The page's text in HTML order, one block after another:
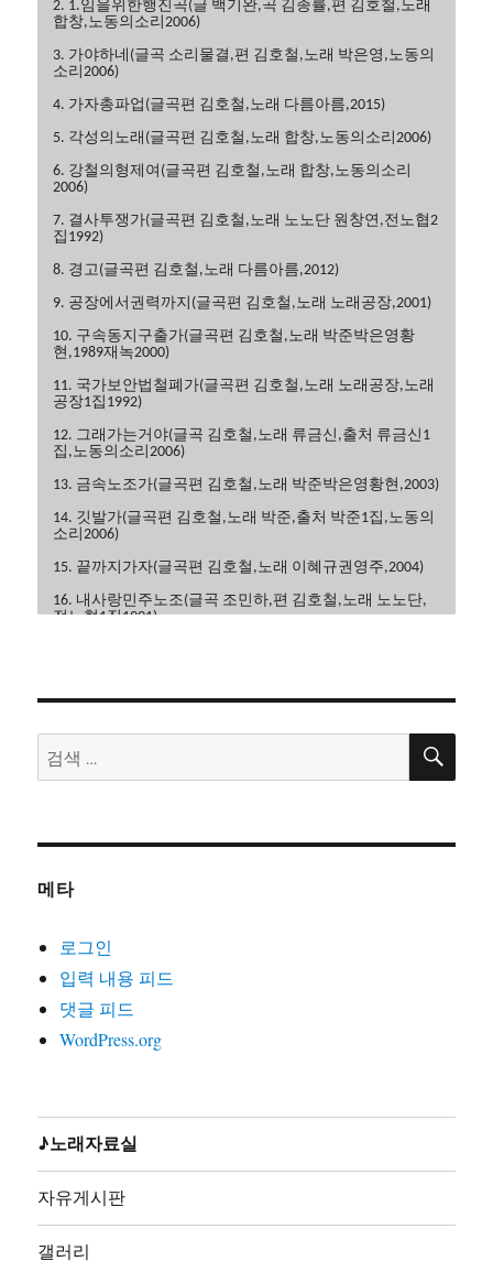
2. 1.임을위한행진곡(글 백기완,곡 김종률,편 김호철,노래
합창,노동의소리2006)
3. 가야하네(글곡 소리물결,편 김호철,노래 박은영,노동의
소리2006)
4. 가자총파업(글곡편 김호철,노래 다름아름,2015)
5. 각성의노래(글곡편 김호철,노래 합창,노동의소리2006)
6. 강철의형제여(글곡편 김호철,노래 합창,노동의소리
2006)
7. 결사투쟁가(글곡편 김호철,노래 노노단 원창연,전노협2
집1992)
8. 경고(글곡편 김호철,노래 다름아름,2012)
9. 공장에서권력까지(글곡편 김호철,노래 노래공장,2001)
10. 구속동지구출가(글곡편 김호철,노래 박준박은영황
현,1989재녹2000)
11. 국가보안법철폐가(글곡편 김호철,노래 노래공장,노래
공장1집1992)
12. 그래가는거야(글곡 김호철,노래 류금신,출처 류금신1
집,노동의소리2006)
13. 금속노조가(글곡편 김호철,노래 박준박은영황현,2003)
14. 깃발가(글곡편 김호철,노래 박준,출처 박준1집,노동의
소리2006)
15. 끝까지가자(글곡편 김호철,노래 이혜규권영주,2004)
16. 내사랑민주노조(글곡 조민하,편 김호철,노래 노노단,
전노협1집1991)
의소리2006)
19. 노동악법철폐가(글곡편 김호철,노래 노노단,전노협2
집1992)
20. 노동의땅에(글곡편 김호철,노래 박은영,박은영1집
23. 노동자선언(글곡 김호철,노래 꽃다지,노가공1995)
호철,노래 지민주,2013)
27. 농민가(곡편 김호철,노래 합창,노동의소리2006)
31. 동지(글곡 박철환,편 김호철,노래 합창,노동의소리
2006)
32. 동지가있기에(글곡편 김호철,노래 박준,박준2집2003)
검
색:
검
메타
로그인
입력 내용 피드
댓글 피드
WordPress.org
♪노래자료실
자유게시판
갤러리